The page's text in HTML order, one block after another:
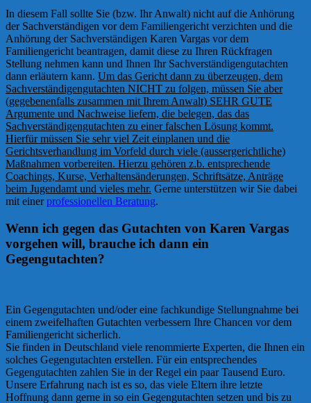
In diesem Fall sollte Sie (bzw. Ihr Anwalt) nicht auf die Anhörung
der Sachverständigen vor dem Familiengericht verzichten und die
Anhörung der Sachverständigen Karen Vargas vor dem
Familiengericht beantragen, damit diese zu Ihren Rückfragen
Stellung nehmen kann und Ihnen Ihr Sachverständigengutachten
dann erläutern kann. Um das Gericht dann zu überzeugen, dem
Sachverständigengutachten NICHT zu folgen, müssen Sie aber
(gegebenenfalls zusammen mit Ihrem Anwalt) SEHR GUTE
Argumente und Nachweise liefern, die belegen, das das
Sachverständigengutachten zu einer falschen Lösung kommt.
Hierfür müssen Sie sehr viel Zeit einplanen und die
Gerichtsverhandlung im Vorfeld durch viele (aussergerichtliche)
Maßnahmen vorbereiten. Hierzu gehören z.b. entsprechende
Coachings, Kurse, Verhaltensänderungen, Schriftsätze, Anträge
beim Jugendamt und vieles mehr. Gerne unterstützen wir Sie dabei
mit einerprofessionellen Beratung.
Wenn ich gegen das Gutachten von Karen Vargas
vorgehen will, brauche ich dann ein
Gegengutachten?
Ein Gegengutachten und/oder eine fachkundige Stellungnahme bei
einem zweifelhaften Gutachten verbessern Ihre Chancen vor dem
Familiengericht sicherlich.
Sie finden in Deutschland viele renommierte Experten, die Ihnen ein
solches Gegengutachten erstellen. Für ein entsprechendes
Gegengutachten zahlen Sie in der Regel ein paar Tausend Euro.
Unsere Erfahrung nach ist es so, das viele Eltern ihre letzte
Hoffnung dann gerne in so ein Gegengutachten setzen und bis zu